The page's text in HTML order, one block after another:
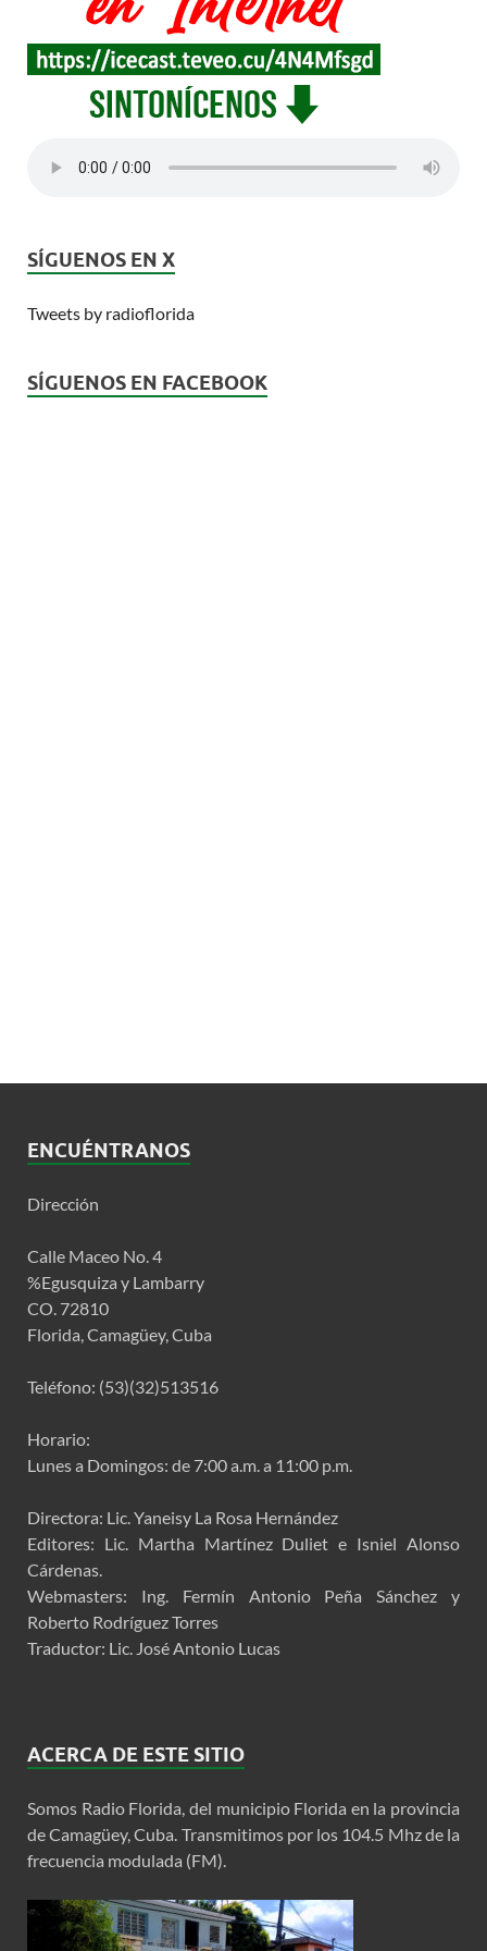
SÍGUENOS EN X
Tweets by radioflorida
SÍGUENOS EN FACEBOOK
ENCUÉNTRANOS
Dirección
Calle Maceo No. 4
%Egusquiza y Lambarry
CO. 72810
Florida, Camagüey, Cuba
Teléfono: (53)(32)513516
Horario:
Lunes a Domingos: de 7:00 a.m. a 11:00 p.m.
Directora: Lic. Yaneisy La Rosa Hernández
Editores: Lic. Martha Martínez Duliet e Isniel Alonso
Cárdenas.
Webmasters: Ing. Fermín Antonio Peña Sánchez y
Roberto Rodríguez Torres
Traductor: Lic. José Antonio Lucas
ACERCA DE ESTE SITIO
Somos Radio Florida, del municipio Florida en la provincia
de Camagüey, Cuba. Transmitimos por los 104.5 Mhz de la
frecuencia modulada (FM).